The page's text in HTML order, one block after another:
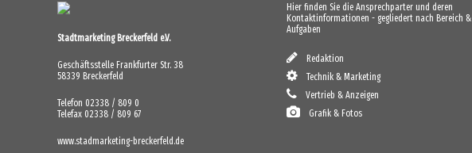
Stadtmarketing Breckerfeld e.V.
Geschäftsstelle Frankfurter Str. 38
58339 Breckerfeld
Telefon 02338 / 809 0
Telefax 02338 / 809 67
www.stadmarketing-breckerfeld.de
Hier finden Sie die Ansprechparter und deren
Kontaktinformationen - gegliedert nach Bereich &
Aufgaben
Redaktion
Technik & Marketing
Vertrieb & Anzeigen
Grafik & Fotos